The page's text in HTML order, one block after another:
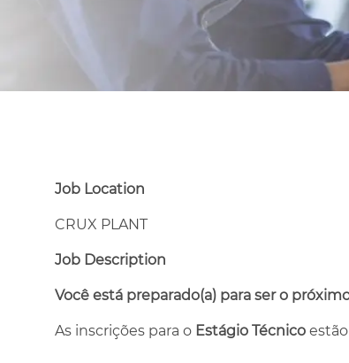
Job Location
CRUX PLANT
Job Description
Você está preparado(a) para ser o
As inscrições para o Estágio Técnico